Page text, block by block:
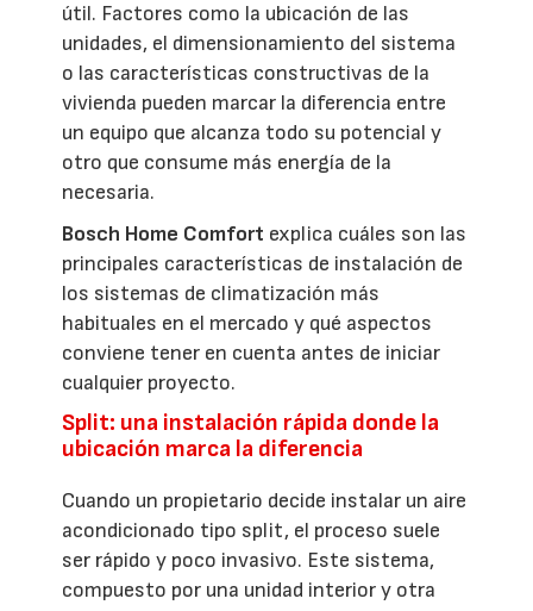
útil. Factores como la ubicación de las
unidades, el dimensionamiento del sistema
o las características constructivas de la
vivienda pueden marcar la diferencia entre
un equipo que alcanza todo su potencial y
otro que consume más energía de la
necesaria.
Bosch Home Comfort explica cuáles son las
principales características de instalación de
los sistemas de climatización más
habituales en el mercado y qué aspectos
conviene tener en cuenta antes de iniciar
cualquier proyecto.
Split: una instalación rápida donde la
ubicación marca la diferencia
Cuando un propietario decide instalar un aire
acondicionado tipo split, el proceso suele
ser rápido y poco invasivo. Este sistema,
compuesto por una unidad interior y otra